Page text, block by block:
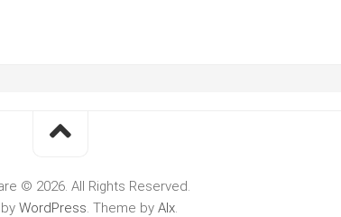
© 2026. All Rights Reserved.
WordPress. Theme by Alx.